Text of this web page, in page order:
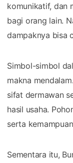
komunikatif, dan
bagi orang lain.
dampaknya bisa
Simbol-simbol
makna
sifat dermawan
hasil usaha.
serta
Sementara itu,